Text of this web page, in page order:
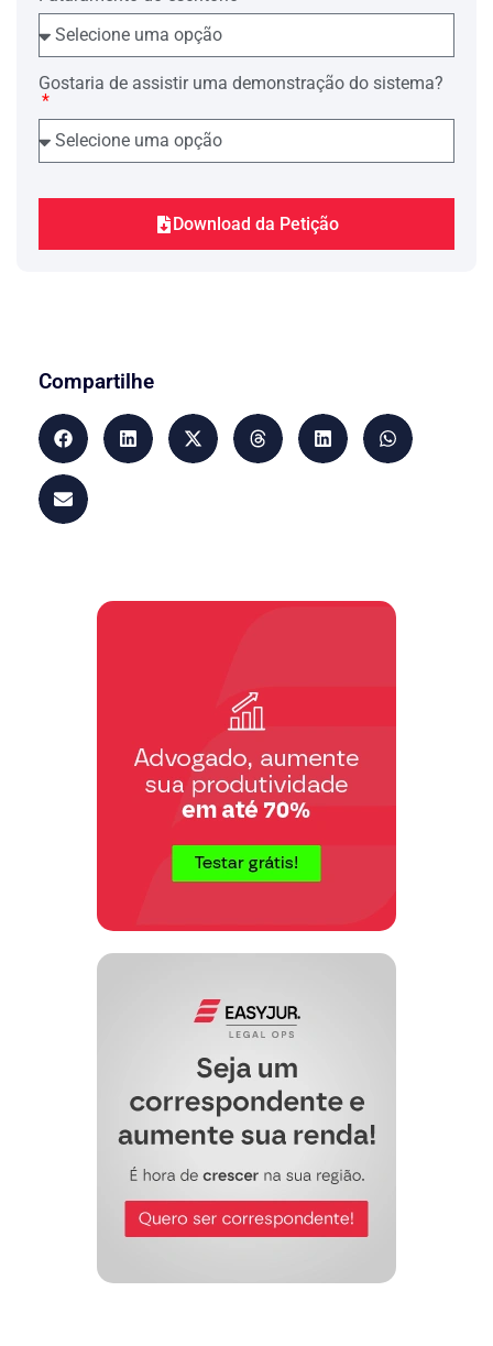
Ao final, que os presentes embargos
sejam julgados procedentes, excluindo-
se o bem embargado da mencionada
constrição judicial;
A condenação do embargado nos ônus
da sucumbência;
meios admitidos pelo ordenamento
jurídico, sem exceção.
Dá-se à presente o valor de R$
[Local] [data]
__________________________________
[Nome Advogado] – [OAB] [UF].
Gostaria de assistir uma demonstração do sistema?
Download da Petição
Compartilhe